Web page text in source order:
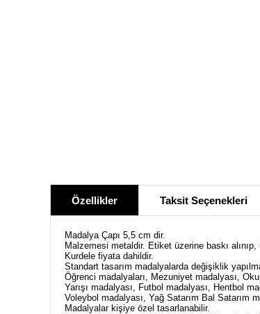
Özellikler Taksit Seçenekleri
Madalya Çapı 5,5 cm dir.
Malzemesi metaldir. Etiket üzerine baskı
Kurdele fiyata dahildir.
Standart tasarım madalyalarda değişiklik
Öğrenci madalyaları, Mezuniyet madalyası,
Yarışı madalyası, Futbol madalyası, Hentbol
Voleybol madalyası, Yağ Satarım Bal Satarım
Madalyalar kişiye özel tasarlanabilir.